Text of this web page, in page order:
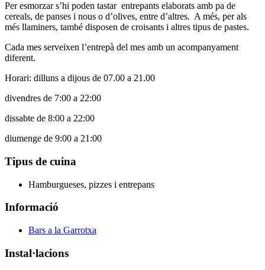
Per esmorzar s’hi poden tastar entrepants elaborats amb pa de
cereals, de panses i nous o d’olives, entre d’altres. A més, per als
més llaminers, també disposen de croisants i altres tipus de pastes.
Cada mes serveixen l’entrepà del mes amb un acompanyament
diferent.
Horari: dilluns a dijous de 07.00 a 21.00
divendres de 7:00 a 22:00
dissabte de 8:00 a 22:00
diumenge de 9:00 a 21:00
Tipus de cuina
Hamburgueses, pizzes i entrepans
Informació
Bars a la Garrotxa
Instal·lacions